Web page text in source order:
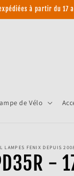
à partir du 17
de Vélo
LAMPES FENIX DEPUIS
-